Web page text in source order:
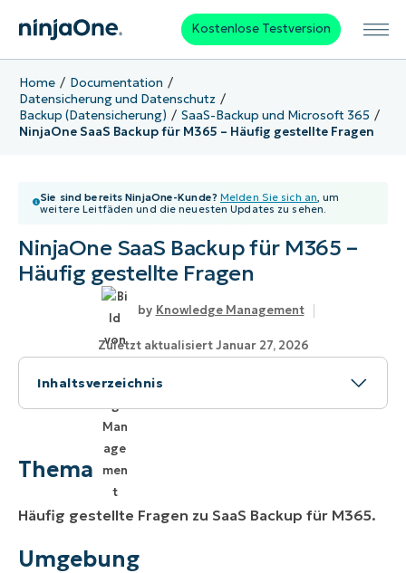
Kostenlose Testversion
Home
Documentation
Datensicherung und Datenschutz
Backup (Datensicherung)
SaaS-Backup und Microsoft 365
NinjaOne SaaS Backup für M365 – Häufig gestellte Fragen
Sie sind bereits NinjaOne-Kunde? Melden Sie sich an, um
weitere Leitfäden und die neuesten Updates zu sehen.
NinjaOne SaaS Backup für M365 –
Häufig gestellte Fragen
Knowledge Management
Zuletzt aktualisiert Januar 27, 2026
Inhaltsverzeichnis
Thema
Umgebung
Thema
Häufig gestellte Fragen zu SaaS Backup für M365.
Umgebung